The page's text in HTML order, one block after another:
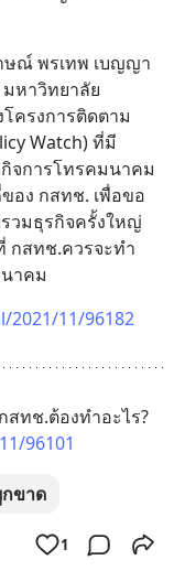
ษณ์ พรเทพ เบญญา
หาวิทยาลัย
ครงการติดตาม
Watch) ที่มี
จการโทรคมนาคม
อง กสทช. เพื่อขอ
วมธุรกิจครั้งใหญ่
กสทช.ควรจะทำ
าคม
11/96182
96101
ขาด
1